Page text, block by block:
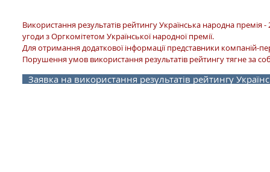
Використання результатів рейтингу Українська народна премія
угоди з Оргкомітетом Української народної премії.
Для отримання додаткової інформації представники
Порушення умов використання результатів рейтингу тягне за
Заявка на використання результатів рейтингу